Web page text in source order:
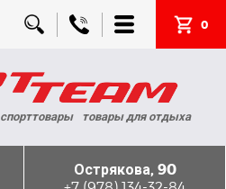
0
спорттовары товары для отдыха
Острякова, 90